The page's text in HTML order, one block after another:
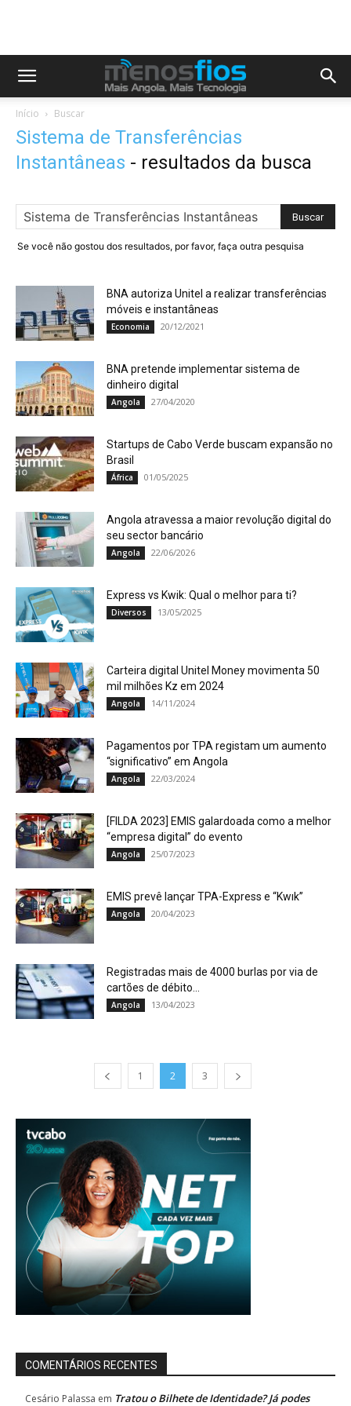
Início Buscar
Sistema de Transferências
Instantâneas - resultados da busca
Se você não gostou dos resultados, por favor, faça outra pesquisa
BNA autoriza Unitel a realizar transferências
móveis e instantâneas
Economia 20/12/2021
BNA pretende implementar sistema de
dinheiro digital
Angola 27/04/2020
Startups de Cabo Verde buscam expansão no
Brasil
África 01/05/2025
Angola atravessa a maior revolução digital do
seu sector bancário
Angola 22/06/2026
Express vs Kwik: Qual o melhor para ti?
Diversos 13/05/2025
Carteira digital Unitel Money movimenta 50
mil milhões Kz em 2024
Angola 14/11/2024
Pagamentos por TPA registam um aumento
“significativo” em Angola
Angola 22/03/2024
[FILDA 2023] EMIS galardoada como a melhor
“empresa digital” do evento
Angola 25/07/2023
EMIS prevê lançar TPA-Express e “Kwık”
Angola 20/04/2023
Registradas mais de 4000 burlas por via de
cartões de débito...
Angola 13/04/2023
1 2 3
COMENTÁRIOS RECENTES
Cesário Palassa em Tratou o Bilhete de Identidade? Já podes